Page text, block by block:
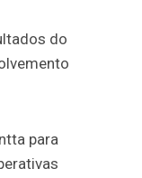
do
para